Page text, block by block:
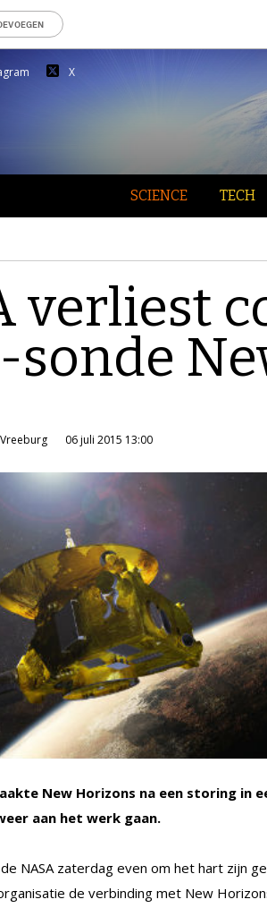
X
SCIENCE TECH
verliest
sonde
06 juli 2015 13:00
New Horizons na een storing in
aan het werk gaan.
NASA zaterdag even om het hart zijn
de verbinding met New